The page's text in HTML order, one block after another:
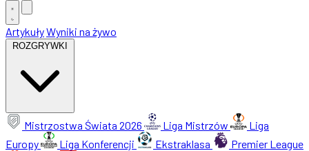
ArtykułyWyniki na żywo
ROZGRYWKI
Mistrzostwa Świata 2026 Liga Mistrzów
Liga
Europy
Liga Konferencji Ekstraklasa
Premier League